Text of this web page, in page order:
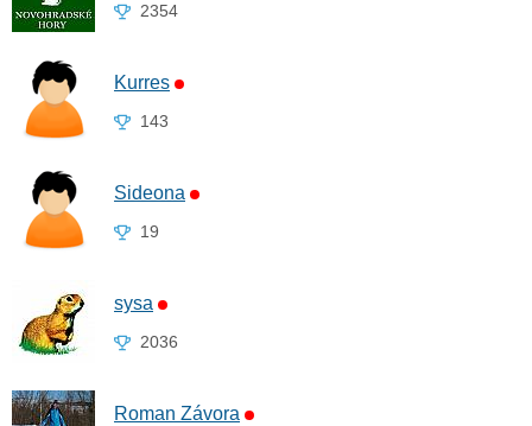
2354
Kurres
143
Sideona
19
sysa
2036
Roman Závora